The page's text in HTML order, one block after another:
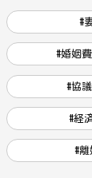
#
#婚姻
#協
#経
#